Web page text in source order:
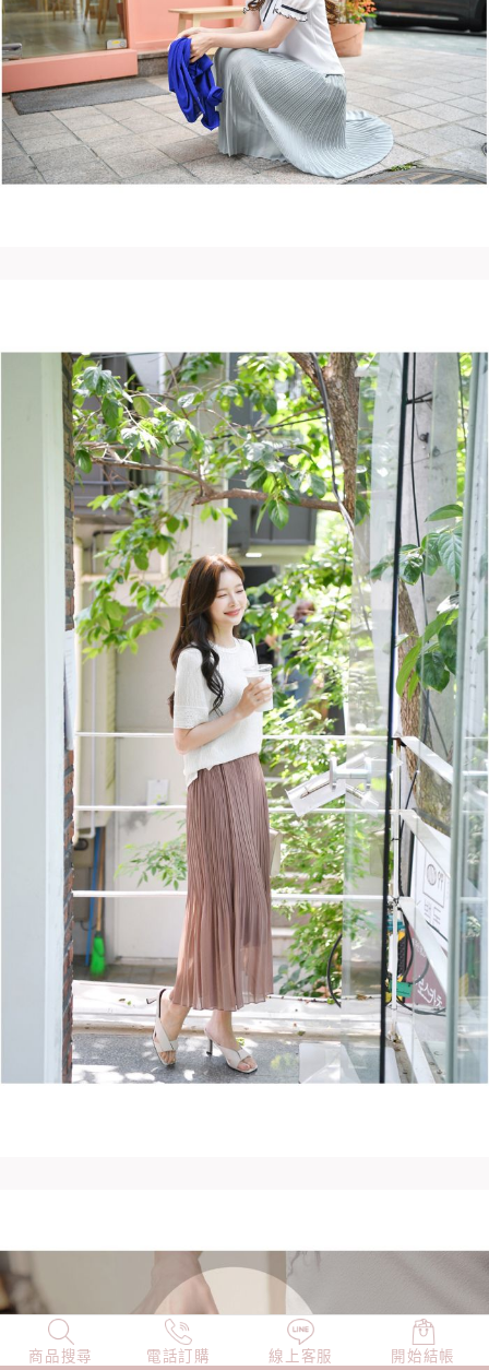
商品搜尋 電話訂購 線上客服 開始結帳
NEW 店長精選 TOP100 小編穿搭